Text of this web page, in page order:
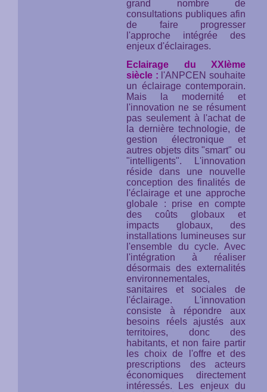
grand nombre de
consultations publiques afin
de faire progresser
l'approche intégrée des
enjeux d'éclairages.
Eclairage du XXIème
siècle : l'ANPCEN souhaite
un éclairage contemporain.
Mais la modernité et
l'innovation ne se résument
pas seulement à l'achat de
la dernière technologie, de
gestion électronique et
autres objets dits "smart" ou
"intelligents". L'innovation
réside dans une nouvelle
conception des finalités de
l'éclairage et une approche
globale : prise en compte
des coûts globaux et
impacts globaux, des
installations lumineuses sur
l'ensemble du cycle. Avec
l'intégration à réaliser
désormais des externalités
environnementales,
sanitaires et sociales de
l'éclairage. L'innovation
consiste à répondre aux
besoins réels ajustés aux
territoires, donc des
habitants, et non faire partir
les choix de l'offre et des
prescriptions des acteurs
économiques directement
intéressés. Les enjeux du